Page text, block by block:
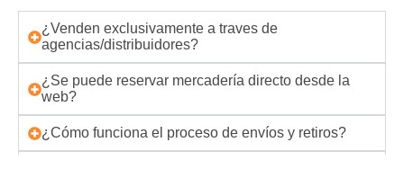
¿Venden exclusivamente a traves de
agencias/distribuidores?
¿Se puede reservar mercadería directo desde la
web?
¿Cómo funciona el proceso de envíos y retiros?